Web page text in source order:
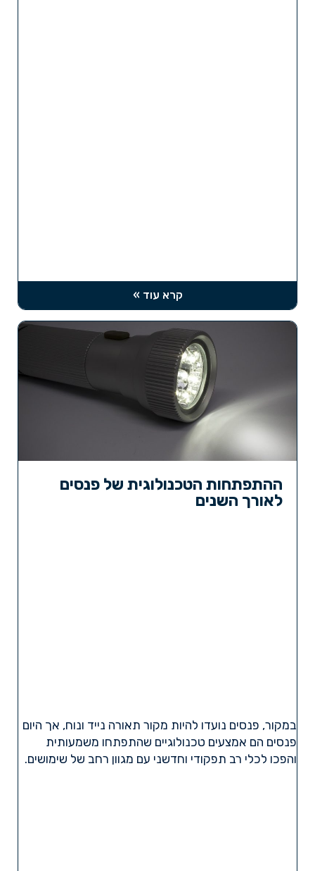
קרא עוד »
ההתפתחות הטכנולוגית של פנסים
לאורך השנים
במקור, פנסים נועדו להיות מקור תאורה נייד ונוח, אך היום
פנסים הם אמצעים טכנולוגיים שהתפתחו משמעותית
והפכו לכלי רב תפקודי וחדשני עם מגוון רחב של שימושים.